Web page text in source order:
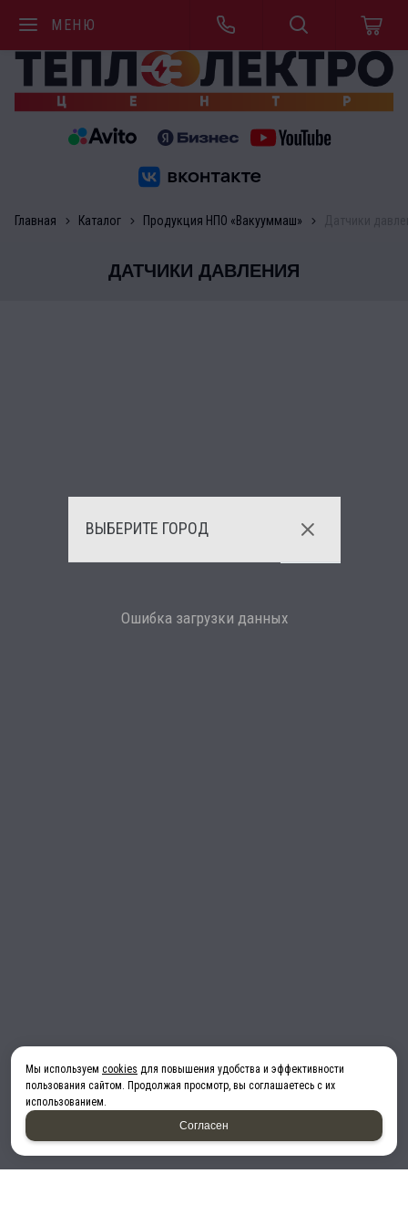
МЕНЮ
Главная Каталог Продукция НПО «Вакууммаш»
ДАТЧИКИ ДАВЛЕНИЯ
Мы используем cookies для повышения удобства и эффективности
пользования сайтом. Продолжая просмотр, вы соглашаетесь с их
использованием.
Согласен
ВЫБЕРИТЕ ГОРОД
Ошибка загрузки данных